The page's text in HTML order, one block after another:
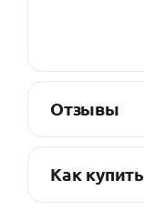
Отзывы
Как купить